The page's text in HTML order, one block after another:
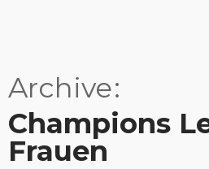
Archive
Champions
Frauen